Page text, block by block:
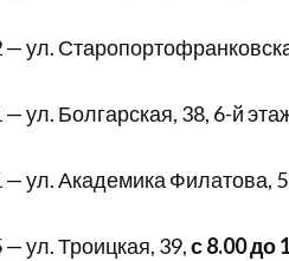
ул.
Болгарская, 38, 6-й
ул. Академика Филатова,
ул. Троицкая, 39,с 8.00 до